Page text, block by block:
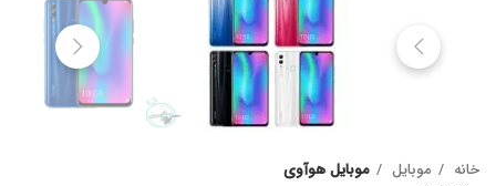
خانه موبایل موبایل هوآوی